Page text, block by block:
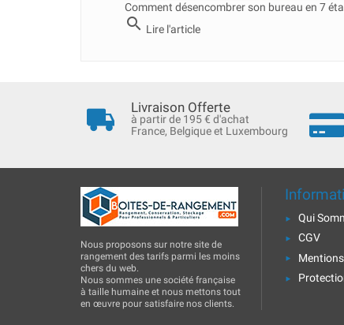
Comment désencombrer son bureau en 7
search Lire l'article
Livraison Offerte
à partir de 195 € d'achat
France, Belgique et Luxembourg
Nous proposons sur notre site de
rangement des tarifs parmi les moins
chers du web.
Nous sommes une société française
à taille humaine et nous mettons tout
en œuvre pour satisfaire nos clients.
Qui
CGV